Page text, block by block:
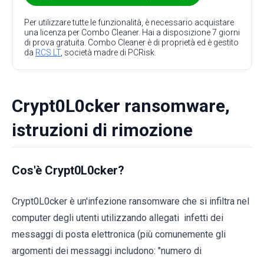
Per utilizzare tutte le funzionalità, è necessario acquistare
una licenza per Combo Cleaner. Hai a disposizione 7 giorni
di prova gratuita. Combo Cleaner è di proprietà ed è gestito
da RCS LT, società madre di PCRisk.
Crypt0L0cker ransomware,
istruzioni di rimozione
Cos'è Crypt0L0cker?
Crypt0L0cker è un'infezione ransomware che si infiltra nel
computer degli utenti utilizzando allegati infetti dei
messaggi di posta elettronica (più comunemente gli
argomenti dei messaggi includono: "numero di